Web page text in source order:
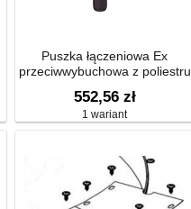
Puszka łączeniowa Ex
przeciwwybuchowa z poliestru
strefa 1,21 oraz 2,22, ATEX
552,56 zł
1 wariant